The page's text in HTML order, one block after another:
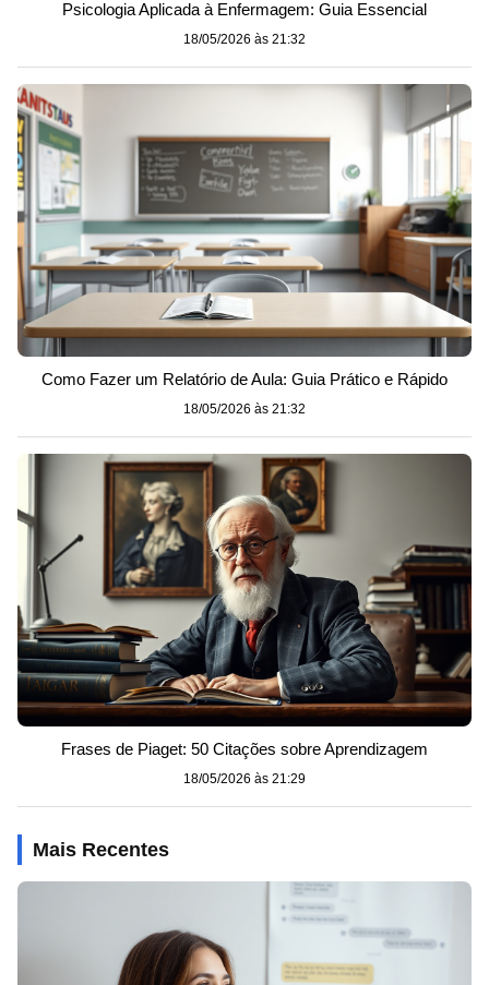
Psicologia Aplicada à Enfermagem: Guia Essencial
18/05/2026 às 21:32
Como Fazer um Relatório de Aula: Guia Prático e Rápido
18/05/2026 às 21:32
Frases de Piaget: 50 Citações sobre Aprendizagem
18/05/2026 às 21:29
Mais Recentes